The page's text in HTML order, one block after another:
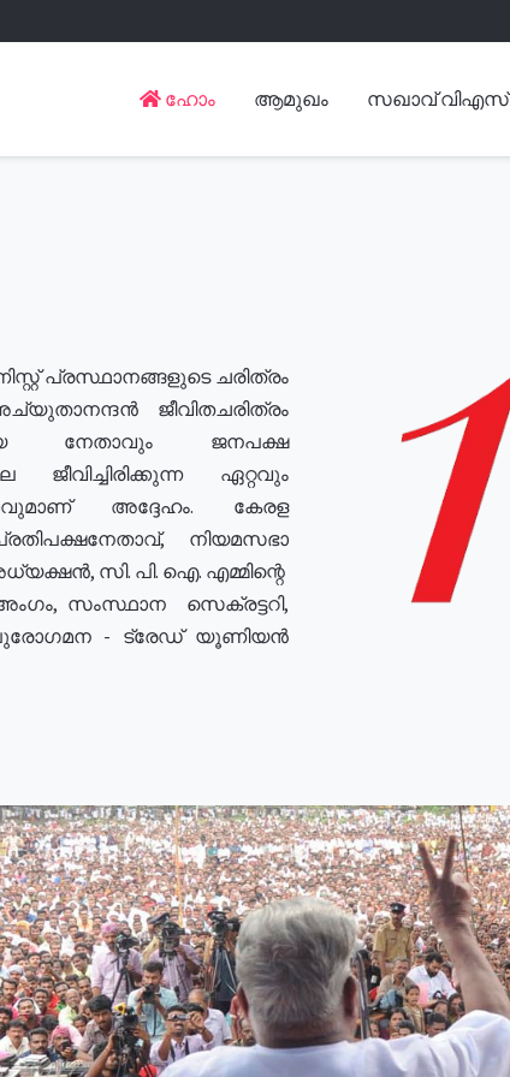
ഹോം ആമുഖം സഖാവ് വിഎസ്
പ്രസ്ഥാനങ്ങളുടെ ചരിത്രം
ജീവിതചരിത്രം
നേതാവും ജനപക്ഷ
ജീവിച്ചിരിക്കുന്ന ഏറ്റവും
അദ്ദേഹം. കേരള
നിയമസഭാ
സി. പി. ഐ. എമ്മിന്റെ
സംസ്ഥാന സെക്രട്ടറി,
പുരോഗമന - ട്രേഡ് യൂണിയൻ